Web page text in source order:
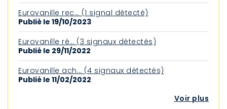
Eurovanille rec… (1 signal détecté)
Publié le 19/10/2023
Eurovanille ré… (3 signaux détectés)
Publié le 29/11/2022
Eurovanille ach… (4 signaux détectés)
Publié le 11/02/2022
Voir plus